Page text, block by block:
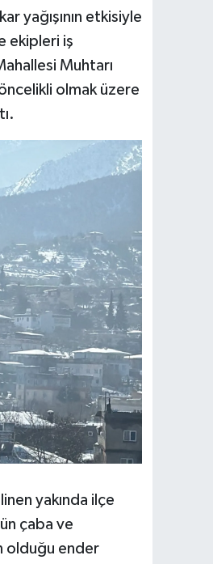
yağışının etkisiyle
ekipleri iş
Muhtarı
olmak üzere
yakında ilçe
çaba ve
olduğu ender